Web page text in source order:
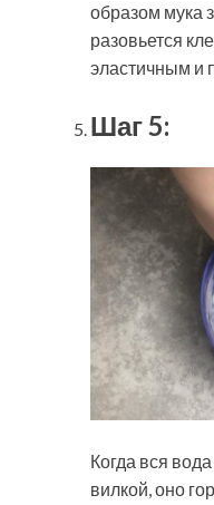
образом мука
разовьется
эластичным и
Шаг 5:
Когда вся
вилкой, оно